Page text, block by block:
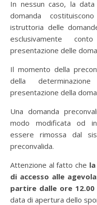
In nessun caso, la data
domanda
istruttoria delle
esclusivamente
presentazione delle
Il momento della
della
presentazione della
Una domanda
modo modificata od
essere rimossa dal
preconvalida.
Attenzione al fatto che
di accesso alle
partire dalle ore
data di apertura dello